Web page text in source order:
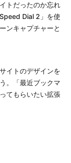
トだったのか忘れ
Dial 2」を使
ンキャプチャーと
イトのデザインを
。「最近ブックマ
てもらいたい拡張